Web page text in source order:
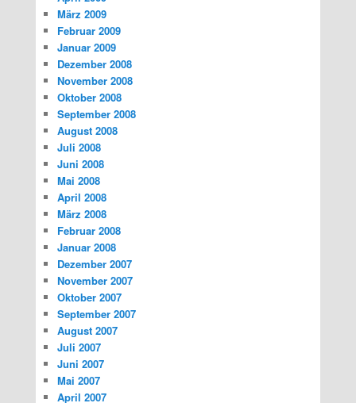
März 2009
Februar 2009
Januar 2009
Dezember 2008
November 2008
Oktober 2008
September 2008
August 2008
Juli 2008
Juni 2008
Mai 2008
April 2008
März 2008
Februar 2008
Januar 2008
Dezember 2007
November 2007
Oktober 2007
September 2007
August 2007
Juli 2007
Juni 2007
Mai 2007
April 2007